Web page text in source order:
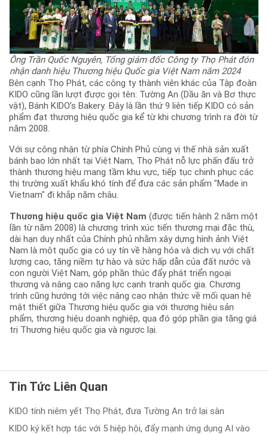
Ông Trần Quốc Nguyên, Tổng giám đốc Công ty Thọ Phát đón
nhận danh hiệu Thương hiệu Quốc gia Việt Nam năm 2024
Bên cạnh Thọ Phát, các công ty thành viên khác của Tập đoàn
KIDO cũng lần lượt được gọi tên: Tường An (Dầu ăn và Bơ thực
vật), Bánh KIDO’s Bakery. Đây là lần thứ 9 liên tiếp KIDO có sản
phẩm đạt thương hiệu quốc gia kể từ khi chương trình ra đời từ
năm 2008.
Với sự công nhận từ phía Chính Phủ cùng vị thế nhà sản xuất
bánh bao lớn nhất tại Việt Nam, Thọ Phát nỗ lực phấn đấu trở
thành thương hiệu mang tầm khu vực, tiếp tục chinh phục các
thị trường xuất khẩu khó tính để đưa các sản phẩm "Made in
Vietnam" đi khắp năm châu.
Thương hiệu quốc gia Việt Nam (được tiến hành 2 năm một
lần từ năm 2008) là chương trình xúc tiến thương mại đặc thù,
dài hạn duy nhất của Chính phủ nhằm xây dựng hình ảnh Việt
Nam là một quốc gia có uy tín về hàng hóa và dịch vụ với chất
lượng cao, tăng niềm tự hào và sức hấp dẫn của đất nước và
con người Việt Nam, góp phần thúc đẩy phát triển ngoại
thương và nâng cao năng lực cạnh tranh quốc gia. Chương
trình cũng hướng tới việc nâng cao nhận thức về mối quan hệ
mật thiết giữa Thương hiệu quốc gia với thương hiệu sản
phẩm, thương hiệu doanh nghiệp, qua đó góp phần gia tăng giá
trị Thương hiệu quốc gia và ngược lại.
Tin Tức Liên Quan
KIDO tính niêm yết Thọ Phát, đưa Tường An trở lại sàn
KIDO ký kết hợp tác với 5 hiệp hội, đẩy mạnh ứng dụng AI vào